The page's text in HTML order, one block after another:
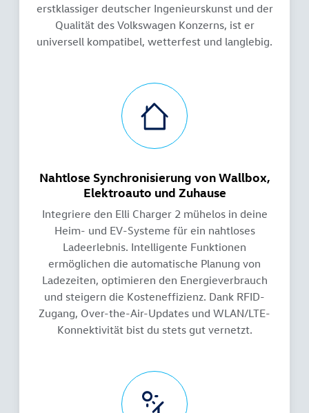
erstklassiger deutscher Ingenieurskunst und der
Qualität des Volkswagen Konzerns, ist er
universell kompatibel, wetterfest und langlebig.
Nahtlose Synchronisierung von Wallbox,
Elektroauto und Zuhause
Integriere den Elli Charger 2 mühelos in deine
Heim- und EV-Systeme für ein nahtloses
Ladeerlebnis. Intelligente Funktionen
ermöglichen die automatische Planung von
Ladezeiten, optimieren den Energieverbrauch
und steigern die Kosteneffizienz. Dank RFID-
Zugang, Over-the-Air-Updates und WLAN/LTE-
Konnektivität bist du stets gut vernetzt.